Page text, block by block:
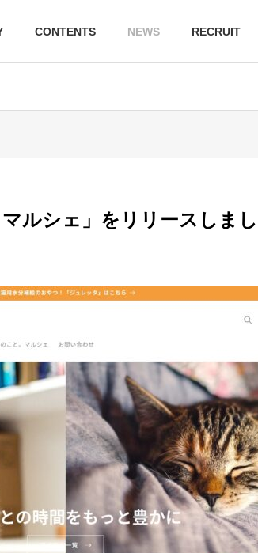
CONTENTS NEWS RECRUIT
の発見 Insityを
ルシェ」をリリースしま